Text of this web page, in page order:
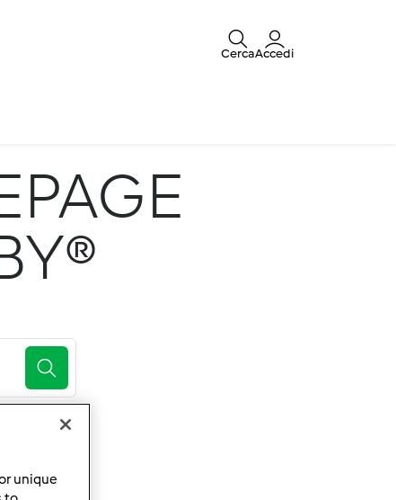
CercaAccedi
unique